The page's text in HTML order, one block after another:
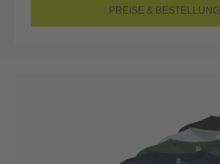
4/4-farbig (4 Sonderfarben)
PREISE & BESTELLUNG